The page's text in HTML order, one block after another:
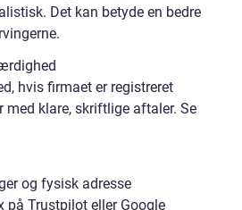
Det kan betyde en bedre
hvis firmaet er registreret
med klare, skriftlige aftaler. Se
og fysisk adresse
på Trustpilot eller Google